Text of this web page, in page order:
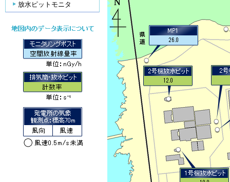
放水ピットモニタ